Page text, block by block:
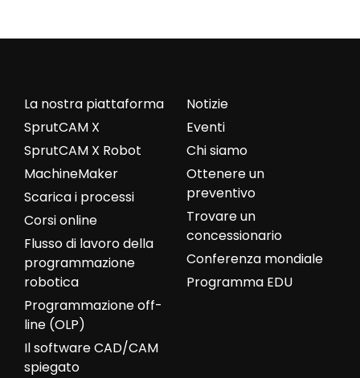
Notizie
Eventi
Chi siamo
Ottenere un
preventivo
Trovare un
concessionario
Conferenza mondiale
Programma EDU
La nostra piattaforma
SprutCAM X
SprutCAM X Robot
MachineMaker
Scarica i processi
Corsi online
Flusso di lavoro della
programmazione
robotica
Programmazione off-
line (OLP)
Il software CAD/CAM
spiegato